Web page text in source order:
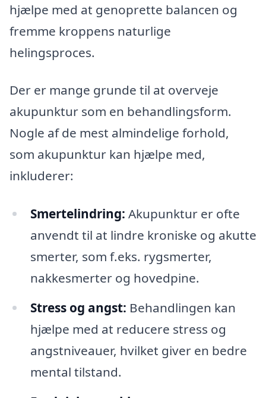
hjælpe med at genoprette balancen og
fremme kroppens naturlige
helingsproces.
Der er mange grunde til at overveje
akupunktur som en behandlingsform.
Nogle af de mest almindelige forhold,
som akupunktur kan hjælpe med,
inkluderer:
Smertelindring: Akupunktur er ofte
anvendt til at lindre kroniske og akutte
smerter, som f.eks. rygsmerter,
nakkesmerter og hovedpine.
Stress og angst: Behandlingen kan
hjælpe med at reducere stress og
angstniveauer, hvilket giver en bedre
mental tilstand.